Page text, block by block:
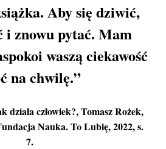
Aby się dziwić,
i znowu pytać. Mam
waszą ciekawość
na chwilę.”
działa człowiek?, Tomasz Rożek,
Nauka. To Lubię, 2022, s.
7.